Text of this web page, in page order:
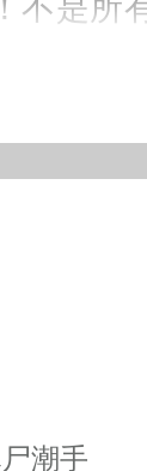
！由
一代
潮手